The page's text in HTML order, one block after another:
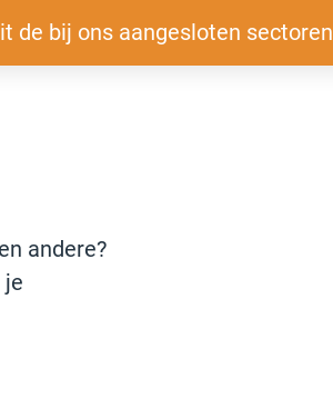
de bij ons aangesloten sectoren
andere?
je